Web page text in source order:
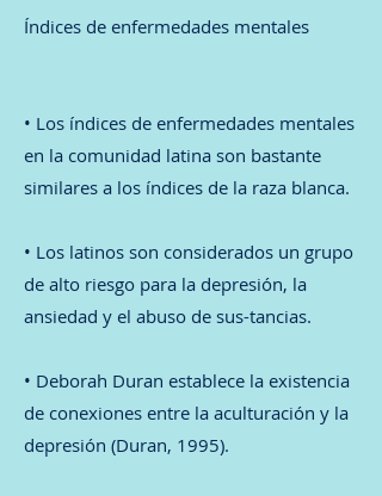
Índices de enfermedades mentales
• Los índices de enfermedades mentales
en la comunidad latina son bastante
similares a los índices de la raza blanca.
• Los latinos son considerados un grupo
de alto riesgo para la depresión, la
ansiedad y el abuso de sus-tancias.
• Deborah Duran establece la existencia
de conexiones entre la aculturación y la
depresión (Duran, 1995).